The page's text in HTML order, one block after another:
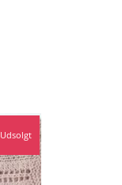
Udsolgt